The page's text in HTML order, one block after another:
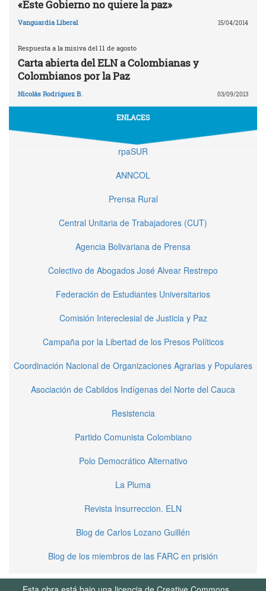
«Este Gobierno no quiere la paz»
Vanguardia Liberal 15/04/2014
Respuesta a la misiva del 11 de agosto
Carta abierta del ELN a Colombianas y
Colombianos por la Paz
Nicolás Rodríguez B. 03/09/2013
ENLACES
rpaSUR
ANNCOL
Prensa Rural
Central Unitaria de Trabajadores (CUT)
Agencia Bolivariana de Prensa
Colectivo de Abogados José Alvear Restrepo
Federación de Estudiantes Universitarios
Comisión Intereclesial de Justicia y Paz
Campaña por la Libertad de los Presos Políticos
Coordinación Nacional de Organizaciones Agrarias y Populares
Asociación de Cabildos Indígenas del Norte del Cauca
Resistencia
Partido Comunista Colombiano
Polo Democrático Alternativo
La Pluma
Revista Insurreccion. ELN
Blog de Carlos Lozano Guillén
Blog de los miembros de las FARC en prisión